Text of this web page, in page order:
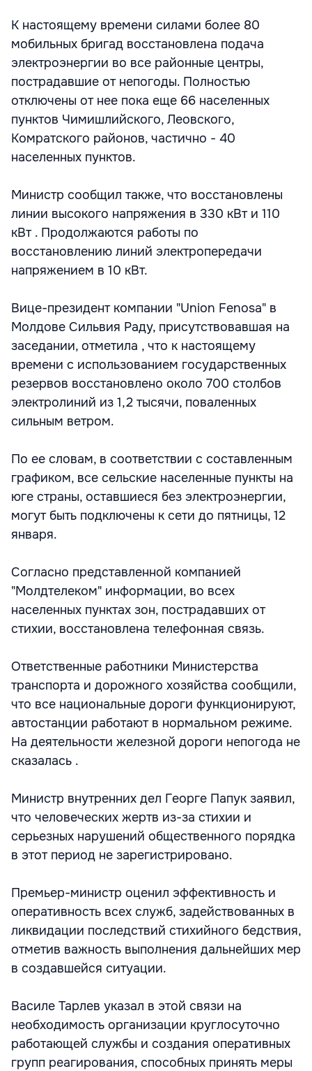
К настоящему времени силами более 80
мобильных бригад восстановлена подача
электроэнергии во все районные центры,
пострадавшие от непогоды. Полностью
отключены от нее пока еще 66 населенных
пунктов Чимишлийского, Леовского,
Комратского районов, частично - 40
населенных пунктов.
Министр сообщил также, что восстановлены
линии высокого напряжения в 330 кВт и 110
кВт . Продолжаются работы по
восстановлению линий электропередачи
напряжением в 10 кВт.
Вице-президент компании "Union Fenosa" в
Молдове Сильвия Раду, присутствовавшая на
заседании, отметила , что к настоящему
времени с использованием государственных
резервов восстановлено около 700 столбов
электролиний из 1,2 тысячи, поваленных
сильным ветром.
По ее словам, в соответствии с составленным
графиком, все сельские населенные пункты на
юге страны, оставшиеся без электроэнергии,
могут быть подключены к сети до пятницы, 12
января.
Согласно представленной компанией
"Молдтелеком" информации, во всех
населенных пунктах зон, пострадавших от
стихии, восстановлена телефонная связь.
Ответственные работники Министерства
транспорта и дорожного хозяйства сообщили,
что все национальные дороги функционируют,
автостанции работают в нормальном режиме.
На деятельности железной дороги непогода не
сказалась .
Министр внутренних дел Георге Папук заявил,
что человеческих жертв из-за стихии и
серьезных нарушений общественного порядка
в этот период не зарегистрировано.
Премьер-министр оценил эффективность и
оперативность всех служб, задействованных в
ликвидации последствий стихийного бедствия,
отметив важность выполнения дальнейших мер
в создавшейся ситуации.
Василе Тарлев указал в этой связи на
необходимость организации круглосуточно
работающей службы и создания оперативных
групп реагирования, способных принять меры